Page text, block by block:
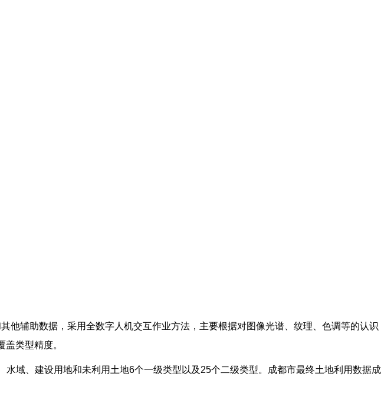
辅助数据，采用全数字人机交互作业方法，主要根据对图像光谱、纹理、色调等的认识
类型精度。
域、建设用地和未利用土地6个一级类型以及25个二级类型。成都市最终土地利用数据成